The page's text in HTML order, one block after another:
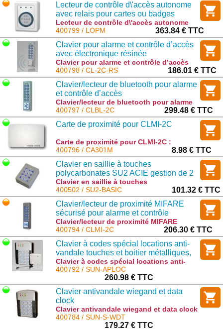
Lecteur de contrôle d\'accès autonome
avec relais pour cartes ou badges
Lecteur de contrôle d\'accès autonome
avec relais pour cartes ou badges :
LOPM
400799 / LOPM
363.84 € TTC
Clavier pour alarme et contrôle d’accès
avec électronique résinée
Clavier pour alarme et contrôle d’accès
avec électronique résinée : CL-2C-RS
400798 / CL-2C-RS
186.01 € TTC
Clavier/lecteur de bluetooth pour alarme
et contrôle d’accès
Clavier/lecteur de bluetooth pour alarme
et contrôle d’accès : CLBL-2C
400797 / CLBL-2C
299.48 € TTC
Carte de proximité pour CLMI-2C
Carte de proximité pour CLMI-2C :
CA301M
400796 / CA301M
8.98 € TTC
Clavier en saillie à touches
polycarbonates SU2 ACIE gestion de 2
relais - 60 codes étanche - BEIGE (ex
SU2-EP)
Clavier en saillie à touches
polycarbonates SU2 ACIE gestion de 2
relais - 60 codes étanche - BEIGE (ex
SU2-EP) : SU2-BASIC
400502 / SU2-BASIC
101.32 € TTC
Clavier/lecteur de proximité MIFARE
sécurisé pour alarme et contrôle
d’accès
Clavier/lecteur de proximité MIFARE
sécurisé pour alarme et contrôle d’accès
: CLMI-2C
400794 / CLMI-2C
206.30 € TTC
Clavier à codes spécial locations anti-
vandale touches et boitier métalliques,
gestion par tablette ou smartphone
Clavier à codes spécial locations anti-
vandale touches et boitier métalliques,
gestion par tablette ou smartphone :
SUN-APLOC
400792 / SUN-APLOC
260.98 € TTC
Clavier antivandale wiegand et data
clock
Clavier antivandale wiegand et data clock
: SUN-S-WDT
400784 / SUN-S-WDT
179.27 € TTC